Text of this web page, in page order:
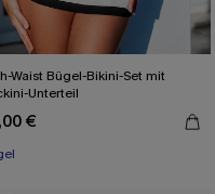
Waist Bügel-Bikini-Set mit
Unterteil
€